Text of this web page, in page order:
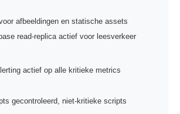
afbeeldingen en statische assets
read-replica actief voor leesverkeer
actief op alle kritieke metrics
gecontroleerd, niet-kritieke scripts